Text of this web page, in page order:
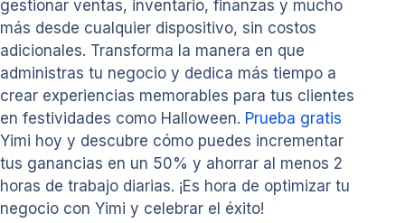
gestionar ventas, inventario, finanzas y mucho
más desde cualquier dispositivo, sin costos
adicionales. Transforma la manera en que
administras tu negocio y dedica más tiempo a
crear experiencias memorables para tus clientes
en festividades como Halloween. Prueba gratis
Yimi hoy y descubre cómo puedes incrementar
tus ganancias en un 50% y ahorrar al menos 2
horas de trabajo diarias. ¡Es hora de optimizar tu
negocio con Yimi y celebrar el éxito!